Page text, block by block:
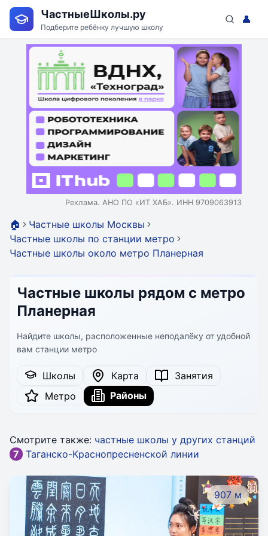
ЧастныеШколы.ру
Подберите ребёнку лучшую школу
👤
Реклама. АНО ПО «ИТ ХАБ». ИНН 9709063913
🏠
Частные школы Москвы
Частные школы по станции метро
Частные школы около метро Планерная
Частные школы рядом с метро
Планерная
Найдите школы, расположенные неподалёку от удобной
вам станции метро
Школы Карта
Занятия
Метро
Районы
Смотрите также: частные школы у других станций
7 Таганско-Краснопресненской линии
907 м